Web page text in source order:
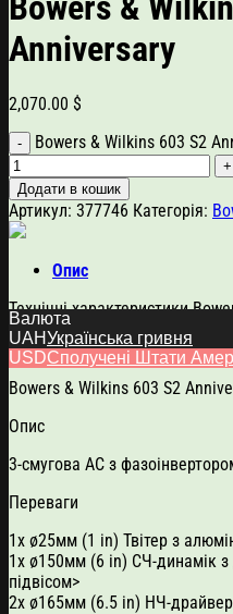
Anniversary
2,070.00 $
Bowers & Wilkins 603 S2
Додати в кошик
Артикул: 377746 Категорія:
Опис
Технічні характеристики
Edition
Модель
Bowers & Wilkins 603 S2
Опис
3-смугова АС з
Переваги
1x ø25мм (1 in) Твітер з
1x ø150мм (6 in) СЧ-динамік
підвісом>
2x ø165мм (6.5 in) НЧ-
Валюта
UAHУкраїнська гривня
USDСполучені Штати